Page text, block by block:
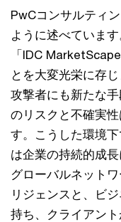
PwCコンサルティ
ように述べています
「IDC
とを大変光栄に存
攻撃者にも新たな
のリスクと不確実
す。こうした環境
は企業の持続的成
グローバルネット
リジェンスと、ビ
持ち、クライアン